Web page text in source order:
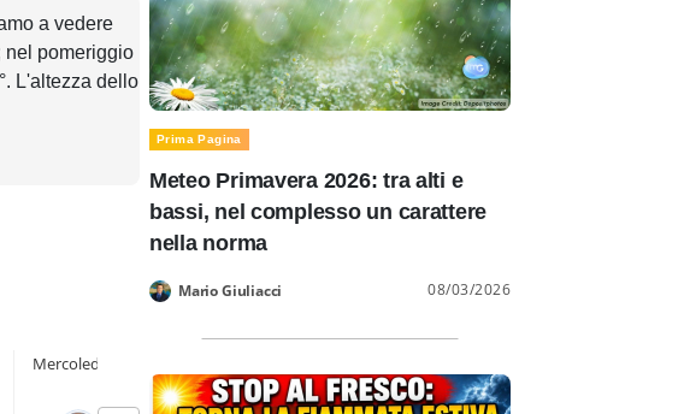
a vedere
nel pomeriggio
L'altezza dello
Mercoledì 12
Prima Pagina
Meteo Primavera 2026: tra alti e
bassi, nel complesso un carattere
nella norma
Mario Giuliacci 08/03/2026